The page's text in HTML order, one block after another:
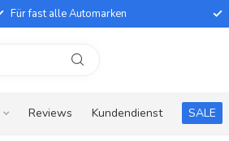
Für fast alle Automarken
Reviews Kundendienst SALE